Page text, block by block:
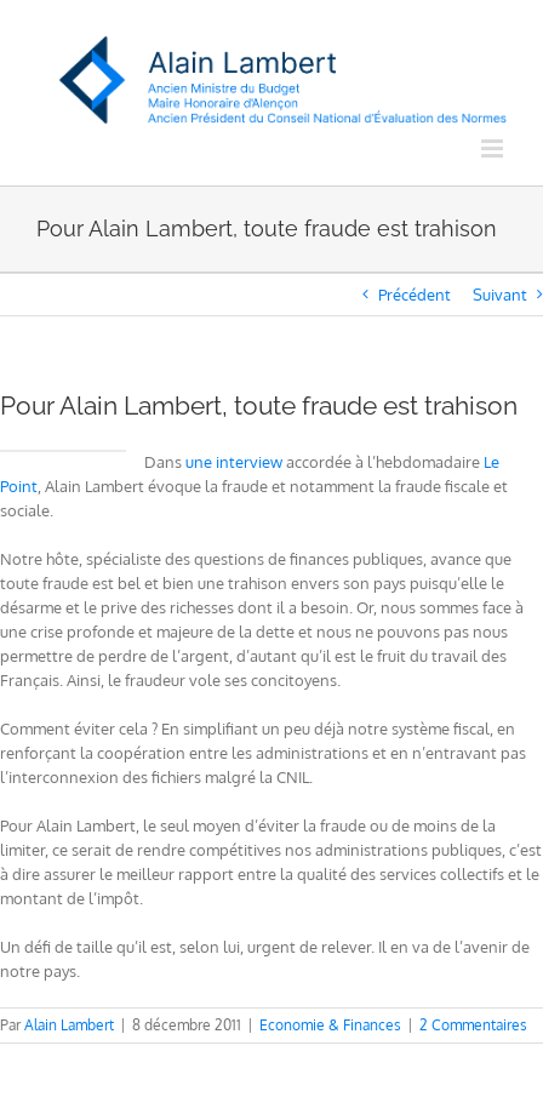
Pour Alain Lambert, toute fraude est trahison
Précédent Suivant
Pour Alain Lambert, toute fraude est trahison
Dansune interviewaccordée à l’hebdomadaire Le
Point , Alain Lambert évoque la fraude et notamment la fraude fiscale et
sociale.
Notre hôte, spécialiste des questions de finances publiques, avance que
toute fraude est bel et bien une trahison envers son pays puisqu’elle le
désarme et le prive des richesses dont il a besoin. Or, nous sommes face à
une crise profonde et majeure de la dette et nous ne pouvons pas nous
permettre de perdre de l’argent, d’autant qu’il est le fruit du travail des
Français. Ainsi, le fraudeur vole ses concitoyens.
Comment éviter cela ? En simplifiant un peu déjà notre système fiscal, en
renforçant la coopération entre les administrations et en n’entravant pas
l’interconnexion des fichiers malgré la CNIL.
Pour Alain Lambert, le seul moyen d’éviter la fraude ou de moins de la
limiter, ce serait de rendre compétitives nos administrations publiques, c’est
à dire assurer le meilleur rapport entre la qualité des services collectifs et le
montant de l’impôt.
Un défi de taille qu’il est, selon lui, urgent de relever. Il en va de l’avenir de
notre pays.
ParAlain Lambert 8 décembre 2011 Economie & Finances 2 Commentaires